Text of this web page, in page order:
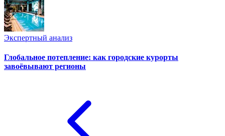
Экспертный анализ
Глобальное потепление: как городские курорты
завоёвывают регионы